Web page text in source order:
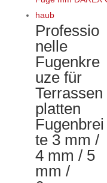
mehrere
auf.
Die
Optionen
können
auf
der
Produktseite
gewählt
werden
Professio
nelle
Fugenkre
uze für
Terrassen
platten
Fugenbrei
te 3 mm /
4 mm / 5
mm /